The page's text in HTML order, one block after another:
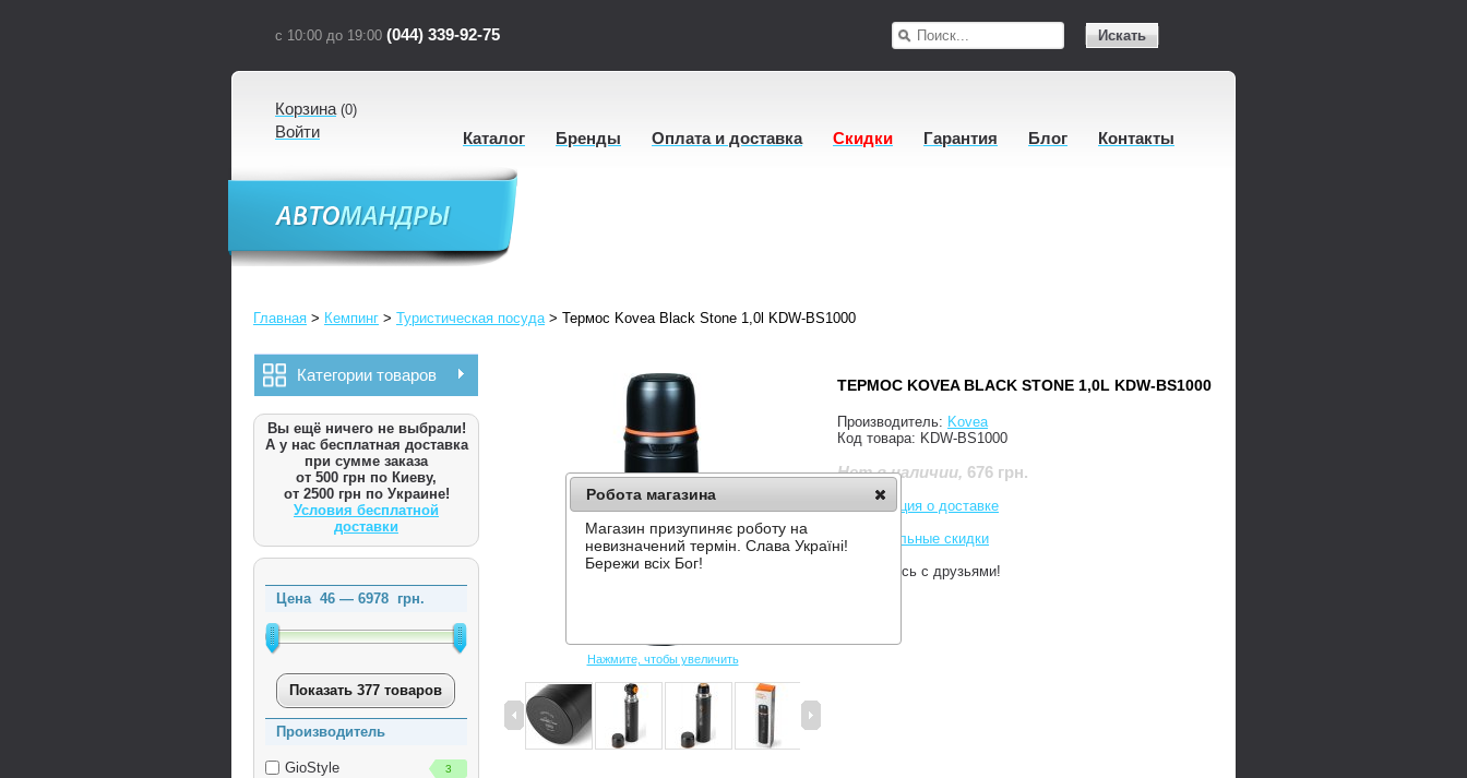
с 10:00 до 19:00 (044) 339-92-75 Искать
Корзина(0)
Войти Каталог Бренды Оплата и доставка Скидки Гарантия Блог Контакты
Главная > Кемпинг > Туристическая посуда > Термос Kovea Black Stone 1,0l KDW-BS1000
Категории товаров
Вы ещё ничего не выбрали!
А у нас бесплатная доставка
при сумме заказа
от 500 грн по Киеву,
от 2500 грн по Украине!
Условия бесплатной
доставки
Цена 46 — 6978 грн.
Показать 377 товаров
Производитель
GioStyle 3
Нажмите, чтобы увеличить
ТЕРМОС KOVEA BLACK STONE 1,0L KDW-BS1000
Производитель: Kovea
Код товара: KDW-BS1000
Нет в наличии, 676 грн.
Информация о доставке
Накопительные скидки
Поделитесь с друзьями!
Робота магазина
Магазин призупиняє роботу на
невизначений термін. Слава Україні!
Бережи всіх Бог!